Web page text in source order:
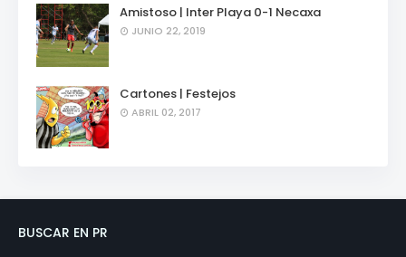
Amistoso | Inter Playa 0-1 Necaxa
JUNIO 22, 2019
Cartones | Festejos
ABRIL 02, 2017
BUSCAR EN PR